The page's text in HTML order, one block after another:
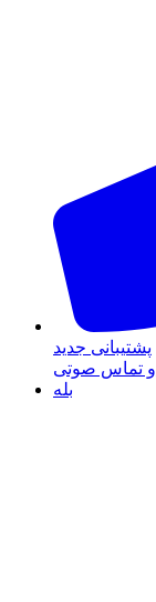
پشتیبانی جدید
و تماس صوتی
بله